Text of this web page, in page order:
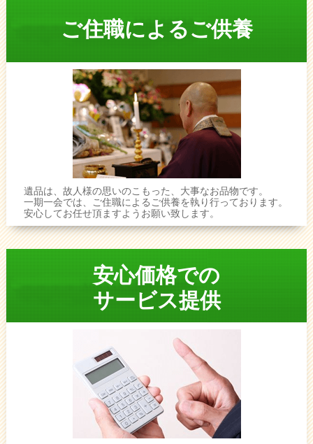
ご住職によるご供養
遺品は、故人様の思いのこもった、大事なお品物です。
一期一会では、ご住職によるご供養を執り行っております。
安心してお任せ頂ますようお願い致します。
安心価格での
サービス提供